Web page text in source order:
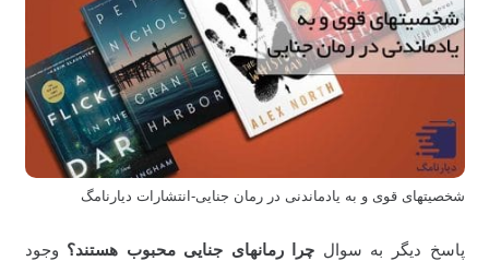
شخصیتهای قوی و به یادماندنی در رمان جنایی-انتشارات دیارنامگ
پاسخ دیگر به سوال چرا رمانهای جنایی محبوب هستند؟ وجود